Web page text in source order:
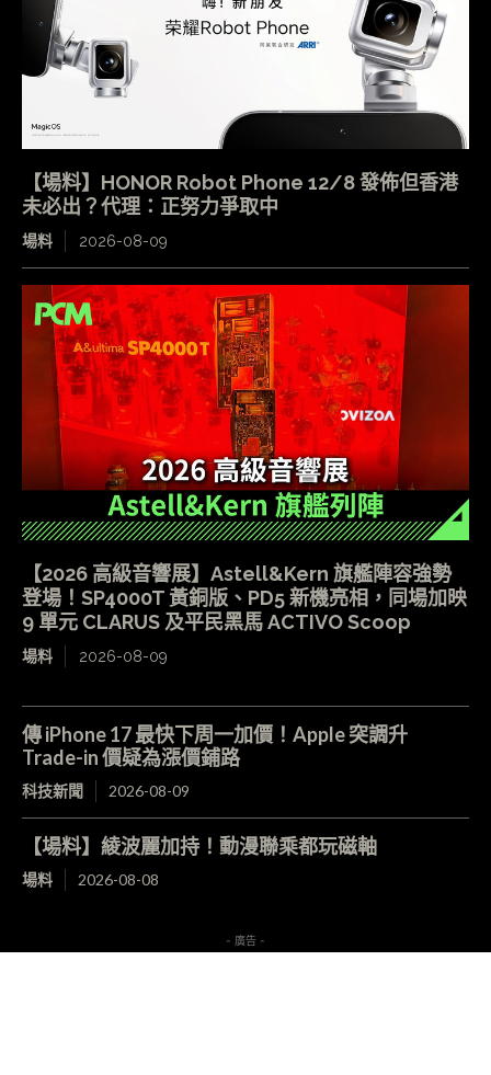
【場料】HONOR Robot Phone 12/8 發佈但香港
未必出？代理：正努力爭取中
場料 2026-08-09
【2026 高級音響展】Astell&Kern 旗艦陣容強勢
登場！SP4000T 黃銅版、PD5 新機亮相，同場加映
9 單元 CLARUS 及平民黑馬 ACTIVO Scoop
場料 2026-08-09
傳 iPhone 17 最快下周一加價！Apple 突調升
Trade-in 價疑為漲價鋪路
科技新聞 2026-08-09
【場料】綾波麗加持！動漫聯乘都玩磁軸
場料 2026-08-08
- 廣告 -